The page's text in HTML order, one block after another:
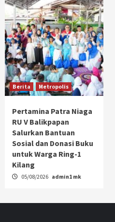
Berita Metropolis
Pertamina Patra Niaga
RU V Balikpapan
Salurkan Bantuan
Sosial dan Donasi Buku
untuk Warga Ring-1
Kilang
05/08/2026 admin1 mk